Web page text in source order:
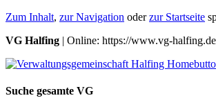
Zum Inhalt, zur Navigation oderzur Startseite
VG Halfing | Online: https://www.vg-
Suche gesamte VG